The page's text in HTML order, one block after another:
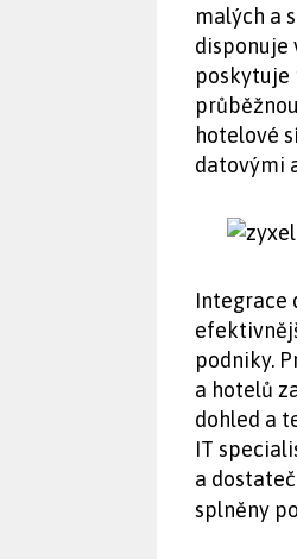
malých a
disponuje
poskytuje
hotelové
datovými
Integrace
podniky.
a hotelů
dohled a
IT
a
splněny